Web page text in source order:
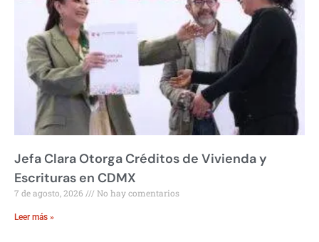
Jefa Clara Otorga Créditos de Vivienda y
Escrituras en CDMX
7 de agosto, 2026 No hay comentarios
Leer más »